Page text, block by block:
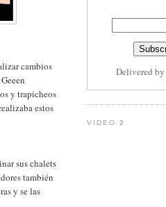
cambios
y trapicheos
estos
sus chalets
también
y se las
Delivered by
VIDEO 2